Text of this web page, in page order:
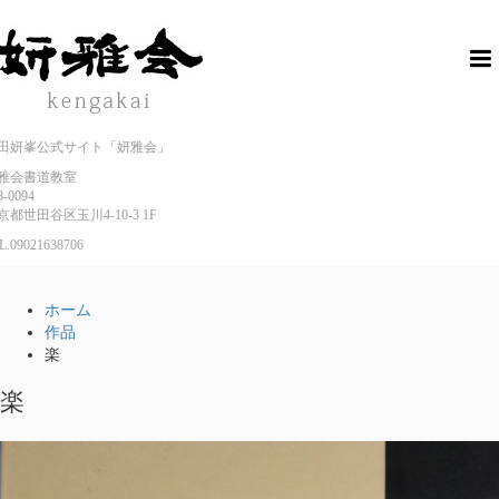
妍峯公式サイト「妍雅会」
会書道教室
0094
都世田谷区玉川4-10-3 1F
09021638706
ホーム
作品
楽
楽